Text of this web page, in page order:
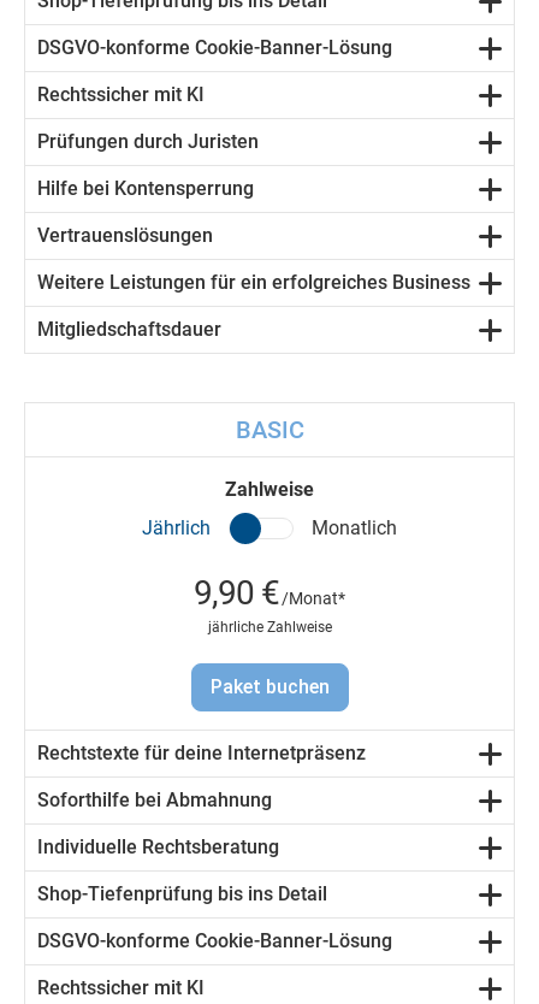
DSGVO-konforme Cookie-Banner-Lösung
Rechtssicher mit KI
Prüfungen durch Juristen
Hilfe bei Kontensperrung
Vertrauenslösungen
Weitere Leistungen für ein erfolgreiches Business
Mitgliedschaftsdauer
BASIC
Rechtstexte für deine Internetpräsenz
Soforthilfe bei Abmahnung
Individuelle Rechtsberatung
Shop-Tiefenprüfung bis ins Detail
DSGVO-konforme Cookie-Banner-Lösung
Rechtssicher mit KI
Zahlweise
Jährlich
Monatlich
9,90 €/Monat*
jährliche Zahlweise
Paket buchen